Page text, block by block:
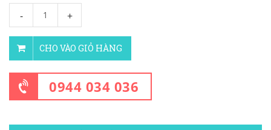
- +
CHO VÀO GIỎ HÀNG
0944 034 036